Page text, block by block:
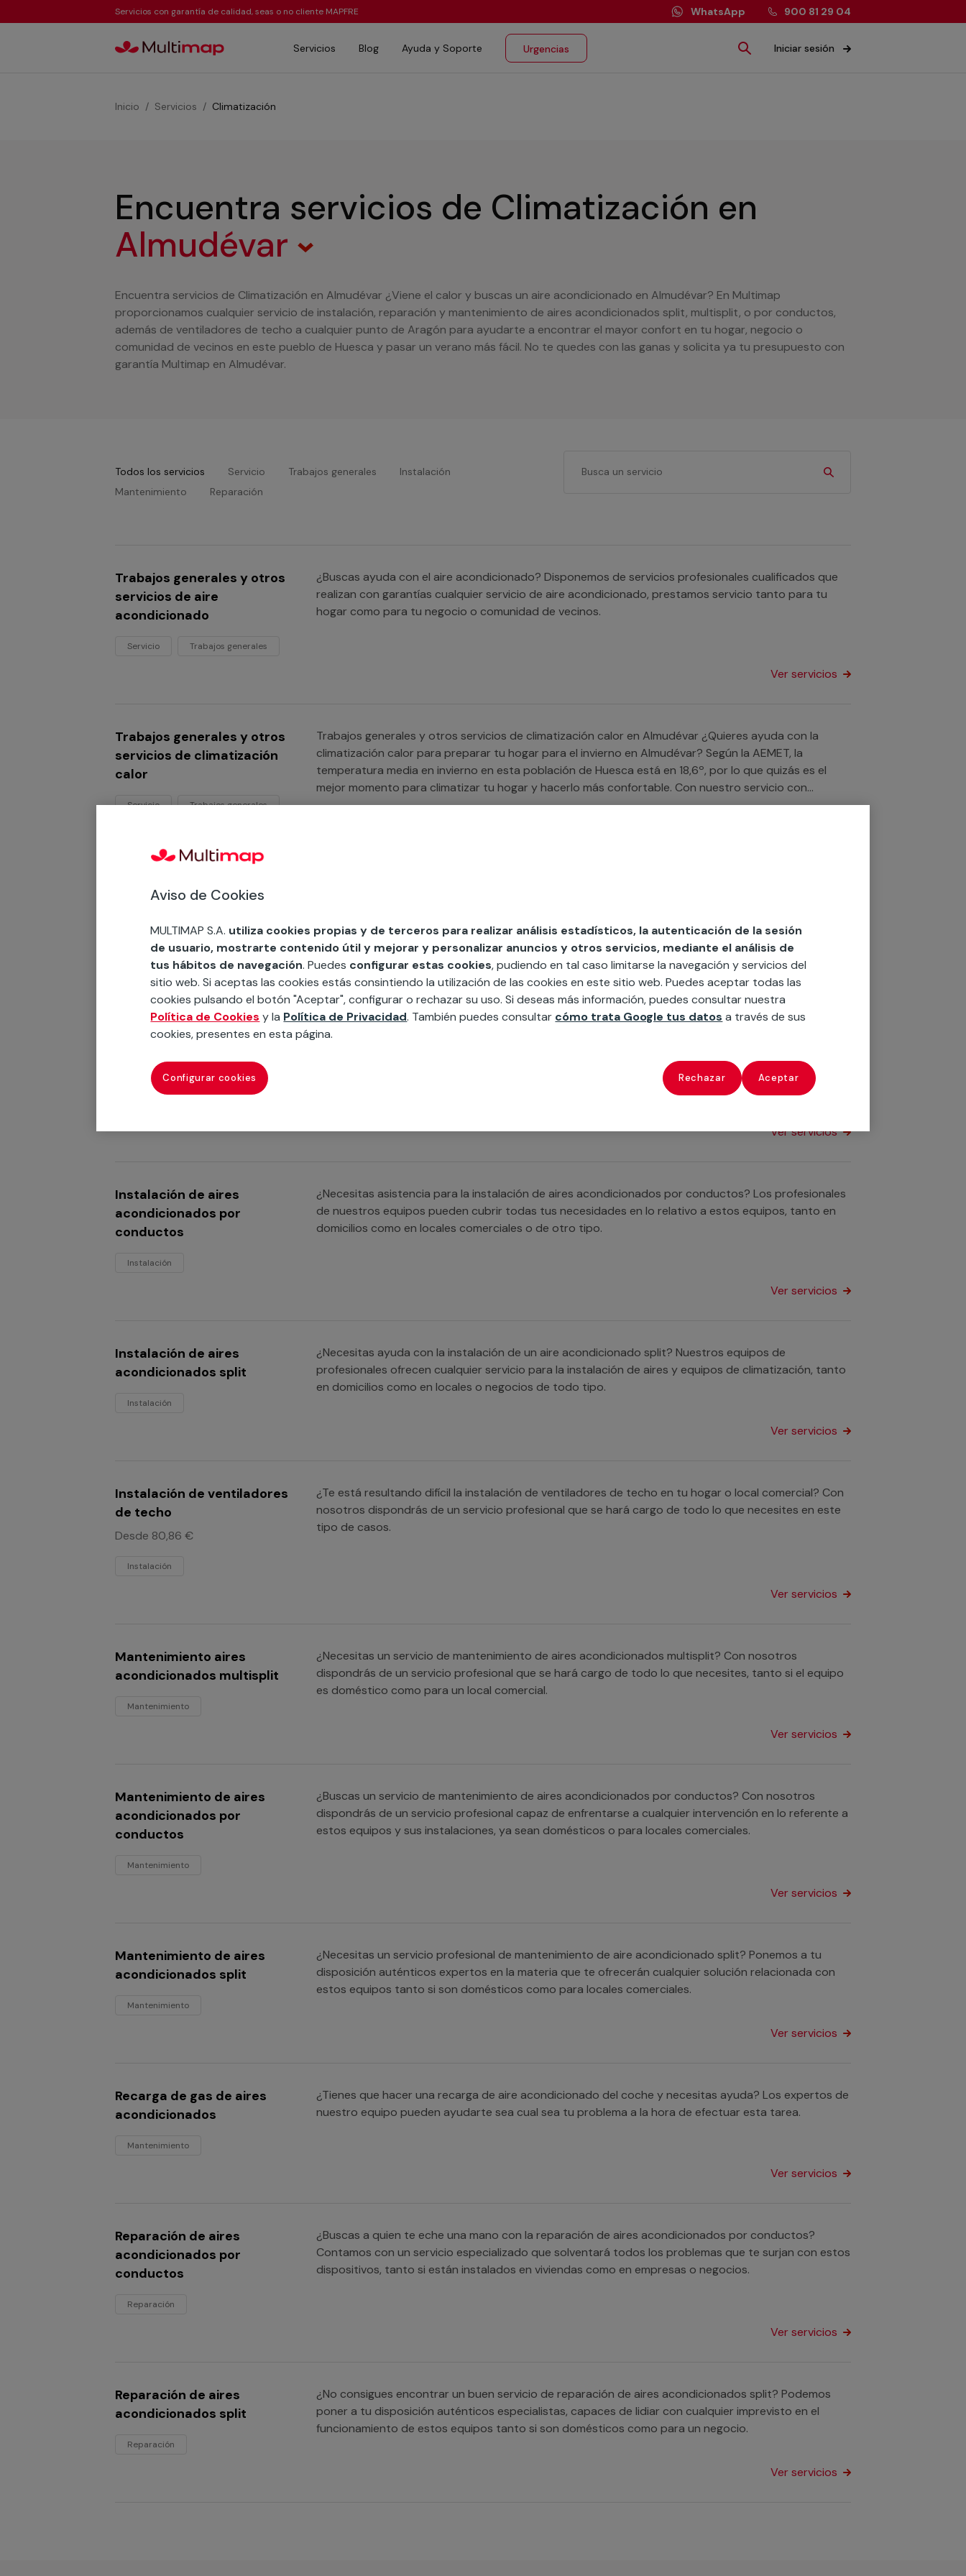
Servicios con garantía de calidad, seas o no cliente MAPFRE WhatsApp 900 81 29 04
Servicios Blog Ayuda y Soporte Urgencias Iniciar sesión
Inicio Servicios Climatización
Encuentra servicios de Climatización en
Almudévar
Encuentra servicios de Climatización en Almudévar ¿Viene el calor y buscas un aire acondicionado en Almudévar? En Multimap
proporcionamos cualquier servicio de instalación, reparación y mantenimiento de aires acondicionados split, multisplit, o por conductos,
además de ventiladores de techo a cualquier punto de Aragón para ayudarte a encontrar el mayor confort en tu hogar, negocio o
comunidad de vecinos en este pueblo de Huesca y pasar un verano más fácil. No te quedes con las ganas y solicita ya tu presupuesto con
garantía Multimap en Almudévar.
Todos los servicios Servicio Trabajos generales
Instalación
Mantenimiento
Reparación
Trabajos generales y otros
servicios de aire
acondicionado
Servicio Trabajos generales
¿Buscas ayuda con el aire acondicionado? Disponemos de servicios profesionales cualificados que
realizan con garantías cualquier servicio de aire acondicionado, prestamos servicio tanto para tu
hogar como para tu negocio o comunidad de vecinos.
Ver servicios
Trabajos generales y otros
servicios de climatización
calor
Servicio Trabajos generales
Trabajos generales y otros servicios de climatización calor en Almudévar ¿Quieres ayuda con la
climatización calor para preparar tu hogar para el invierno en Almudévar? Según la AEMET, la
temperatura media en invierno en esta población de Huesca está en 18,6º, por lo que quizás es el
mejor momento para climatizar tu hogar y hacerlo más confortable. Con nuestro servicio con
garantía contamos con profesionales cualificados que realizan cualquier instalación de climatización
Trabajos generales y otros
Servicio Trabajos generales
en esta población aragonesa es de 36,9° entre junio y septiembre, así que intentaremos ayudarte a
que el calor te dé un descanso. En Multimap disponemos de servicios profesionales cualificados en
toda la provincia de Huesca que realizarán con garantías cualquier instalación de sistema de aire
acondicionado, brindamos servicio tanto para tu casa como para tu negocio o comunidad de
vecinos en Almudévar.
acondicionados multisplit
especializado con el que contamos cubrirá cualquier necesidad al respecto en tu hogar o empresa.
Ver servicios
Instalación de aires
acondicionados por
conductos
Instalación
¿Necesitas asistencia para la instalación de aires acondicionados por conductos? Los profesionales
de nuestros equipos pueden cubrir todas tus necesidades en lo relativo a estos equipos, tanto en
domicilios como en locales comerciales o de otro tipo.
Ver servicios
Instalación de aires
acondicionados split
Instalación
¿Necesitas ayuda con la instalación de un aire acondicionado split? Nuestros equipos de
profesionales ofrecen cualquier servicio para la instalación de aires y equipos de climatización, tanto
en domicilios como en locales o negocios de todo tipo.
Ver servicios
Instalación de ventiladores
de techo
Desde 80,86 €
Instalación
¿Te está resultando difícil la instalación de ventiladores de techo en tu hogar o local comercial? Con
nosotros dispondrás de un servicio profesional que se hará cargo de todo lo que necesites en este
tipo de casos.
Ver servicios
Mantenimiento aires
acondicionados multisplit
Mantenimiento
¿Necesitas un servicio de mantenimiento de aires acondicionados multisplit? Con nosotros
dispondrás de un servicio profesional que se hará cargo de todo lo que necesites, tanto si el equipo
es doméstico como para un local comercial.
Ver servicios
Mantenimiento de aires
acondicionados por
conductos
Mantenimiento
¿Buscas un servicio de mantenimiento de aires acondicionados por conductos? Con nosotros
dispondrás de un servicio profesional capaz de enfrentarse a cualquier intervención en lo referente a
estos equipos y sus instalaciones, ya sean domésticos o para locales comerciales.
Ver servicios
Mantenimiento de aires
acondicionados split
Mantenimiento
¿Necesitas un servicio profesional de mantenimiento de aire acondicionado split? Ponemos a tu
disposición auténticos expertos en la materia que te ofrecerán cualquier solución relacionada con
estos equipos tanto si son domésticos como para locales comerciales.
Ver servicios
Recarga de gas de aires
acondicionados
Mantenimiento
¿Tienes que hacer una recarga de aire acondicionado del coche y necesitas ayuda? Los expertos de
nuestro equipo pueden ayudarte sea cual sea tu problema a la hora de efectuar esta tarea.
Ver servicios
Reparación de aires
acondicionados por
conductos
Reparación
¿Buscas a quien te eche una mano con la reparación de aires acondicionados por conductos?
Contamos con un servicio especializado que solventará todos los problemas que te surjan con estos
dispositivos, tanto si están instalados en viviendas como en empresas o negocios.
Ver servicios
Reparación de aires
acondicionados split
Reparación
¿No consigues encontrar un buen servicio de reparación de aires acondicionados split? Podemos
poner a tu disposición auténticos especialistas, capaces de lidiar con cualquier imprevisto en el
funcionamiento de estos equipos tanto si son domésticos como para un negocio.
Ver servicios
Aviso de Cookies
MULTIMAP S.A. utiliza cookies propias y de terceros para realizar análisis estadísticos, la autenticación de la sesión
de usuario, mostrarte contenido útil y mejorar y personalizar anuncios y otros servicios, mediante el análisis de
tus hábitos de navegación. Puedes configurar estas cookies, pudiendo en tal caso limitarse la navegación y servicios del
sitio web. Si aceptas las cookies estás consintiendo la utilización de las cookies en este sitio web. Puedes aceptar todas las
cookies pulsando el botón "Aceptar", configurar o rechazar su uso. Si deseas más información, puedes consultar nuestra
Política de Cookies y la Política de Privacidad. También puedes consultar cómo trata Google tus datos a través de sus
cookies, presentes en esta página.
Configurar cookies Rechazar Aceptar